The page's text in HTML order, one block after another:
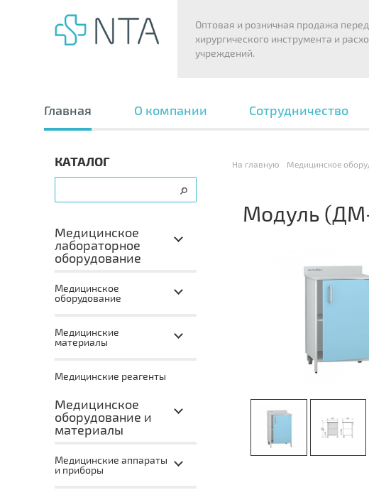
Оптовая и розничная продажа
хирургического инструмента и
учреждений.
Главная О компании Сотрудничество
КАТАЛОГ
Медицинское
лабораторное
оборудование
Медицинское
оборудование
Медицинские
материалы
Медицинские реагенты
Медицинское
оборудование и
материалы
Медицинские аппараты
и приборы
На главную Медицинское
Модуль